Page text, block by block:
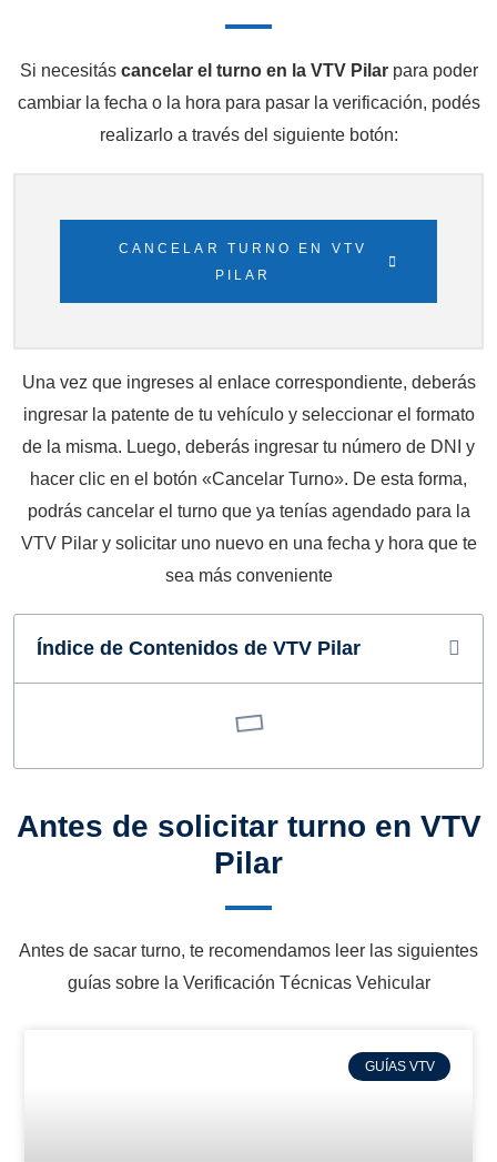
Si necesitás cancelar el turno en la VTV Pilarpara poder
cambiar la fecha o la hora para pasar la verificación, podés
realizarlo a través del siguiente botón:
CANCELAR TURNO EN VTV
PILAR
Una vez que ingreses al enlace correspondiente, deberás
ingresar la patente de tu vehículo y seleccionar el formato
de la misma. Luego, deberás ingresar tu número de DNI y
hacer clic en el botón «Cancelar Turno». De esta forma,
podrás cancelar el turno que ya tenías agendado para la
VTV Pilar y solicitar uno nuevo en una fecha y hora que te
sea más conveniente
Índice de Contenidos de VTV Pilar
Antes de solicitar turno en VTV
Pilar
Antes de sacar turno, te recomendamos leer las siguientes
guías sobre la Verificación Técnicas Vehicular
GUÍAS VTV